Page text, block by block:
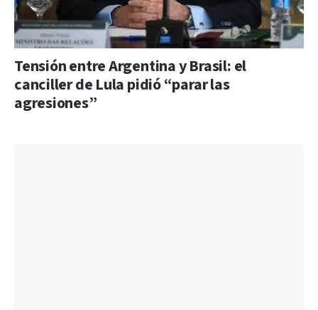
Tensión entre Argentina y Brasil: el
canciller de Lula pidió “parar las
agresiones”